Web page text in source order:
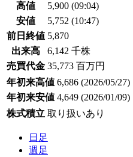
高値
5,900 (09:04)
安値
5,752 (10:47)
前日終値 5,870
出来高
6,142 千株
売買代金 35,773 百万円
年初来高値 6,686 (2026/05/27)
年初来安値 4,649 (2026/01/09)
株式積立 取り扱いあり
日足
週足